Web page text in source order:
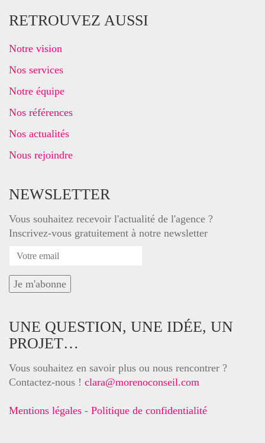
RETROUVEZ AUSSI
Notre vision
Nos services
Notre équipe
Nos références
Nos actualités
Nous rejoindre
NEWSLETTER
Vous souhaitez recevoir l'actualité de l'agence ?
Inscrivez-vous gratuitement à notre newsletter
UNE QUESTION, UNE IDÉE, UN
PROJET…
Vous souhaitez en savoir plus ou nous rencontrer ?
Contactez-nous ! clara@morenoconseil.com
Mentions légales - Politique de confidentialité